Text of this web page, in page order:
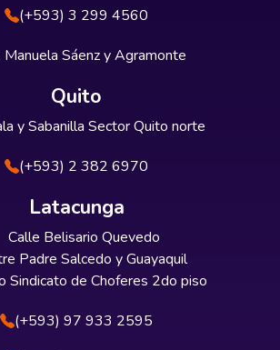
(+593) 3 299 4560
Manuela Sáenz y Agramonte
Quito
y Sabanilla Sector Quito norte
(+593) 2 382 6970
Latacunga
Calle Belisario Quevedo
Padre Salcedo y Guayaquil
Sindicato de Choferes 2do piso
(+593) 97 933 2595